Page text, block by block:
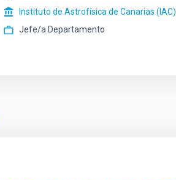
Instituto de Astrofísica de Canarias (IAC)
Jefe/a Departamento